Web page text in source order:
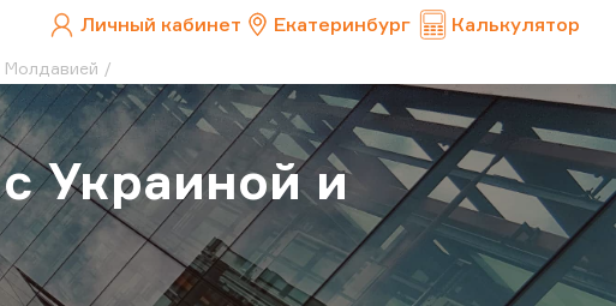
Личный кабинет Екатеринбург Калькулятор
Молдавией
Украиной и